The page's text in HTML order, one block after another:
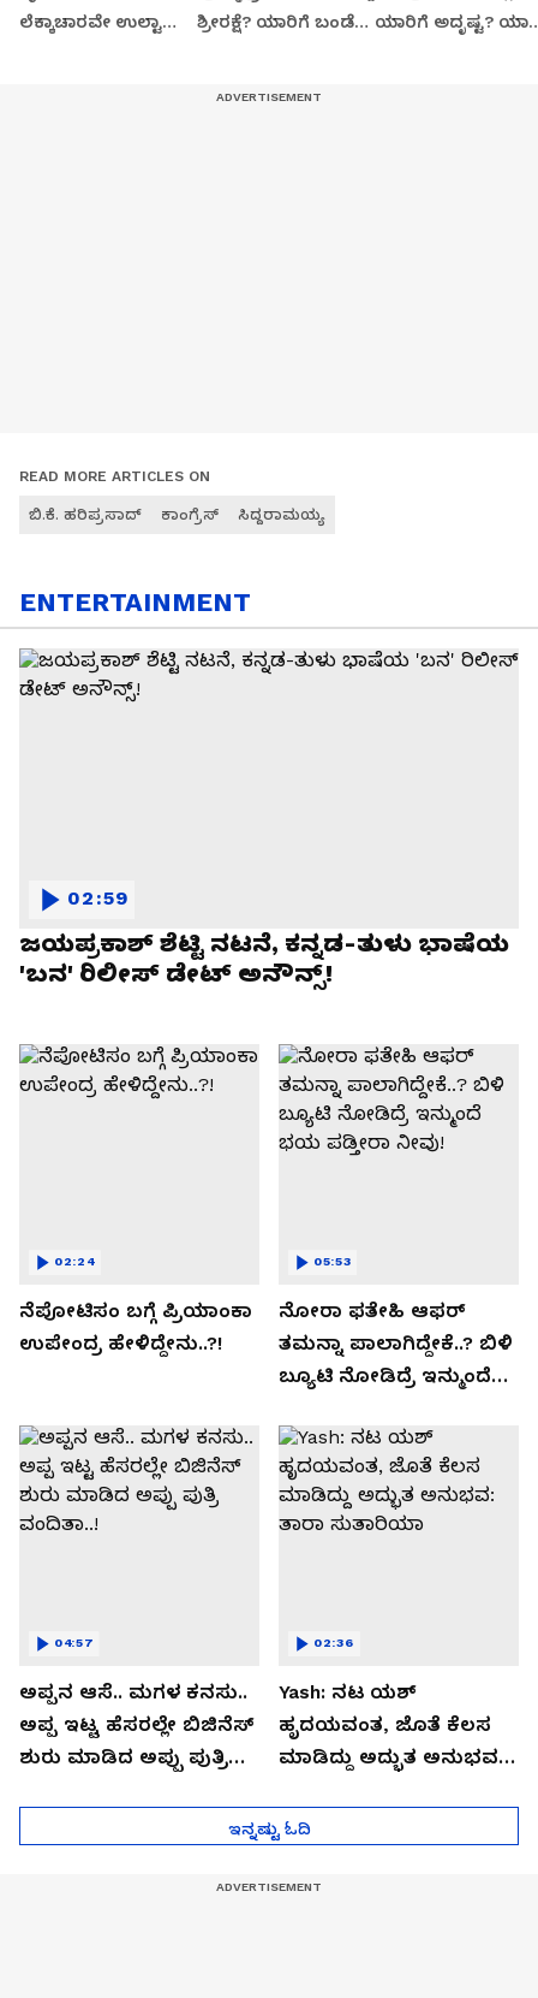
ಲೆಕ್ಕಾಚಾರವೇ ಉಲ್ಟಾ
ಶ್ರೀರಕ್ಷೆ? ಯಾರಿಗೆ ಬಂಡೆ
ಯಾರಿಗೆ ಅದೃಷ್ಟ?
READ MORE ARTICLES ON
ಬಿ.ಕೆ. ಹರಿಪ್ರಸಾದ್ ಕಾಂಗ್ರೆಸ್ ಸಿದ್ದರಾಮಯ್ಯ
ENTERTAINMENT
ಜಯಪ್ರಕಾಶ್ ಶೆಟ್ಟಿ ನಟನೆ, ಕನ್ನಡ-ತುಳು ಭಾಷೆಯ
'ಬನ' ರಿಲೀಸ್ ಡೇಟ್ ಅನೌನ್ಸ್!
02:59
ನೆಪೋಟಿಸಂ ಬಗ್ಗೆ ಪ್ರಿಯಾಂಕಾ
ಉಪೇಂದ್ರ ಹೇಳಿದ್ದೇನು..?!
02:24
ನೋರಾ ಫತೇಹಿ ಆಫರ್​
ತಮನ್ನಾ ಪಾಲಾಗಿದ್ದೇಕೆ..? ಬಿಳಿ
ಬ್ಯೂಟಿ ನೋಡಿದ್ರೆ ಇನ್ಮುಂದೆ
05:53
ಅಪ್ಪನ ಆಸೆ.. ಮಗಳ ಕನಸು..
ಅಪ್ಪ ಇಟ್ಟ ಹೆಸರಲ್ಲೇ ಬಿಜಿನೆಸ್​
ಶುರು ಮಾಡಿದ ಅಪ್ಪು ಪುತ್ರಿ
04:57
Yash: ನಟ ಯಶ್​
ಹೃದಯವಂತ, ಜೊತೆ ಕೆಲಸ
ಮಾಡಿದ್ದು ಅದ್ಭುತ ಅನುಭವ:
02:36
ಇನ್ನಷ್ಟು ಓದಿ